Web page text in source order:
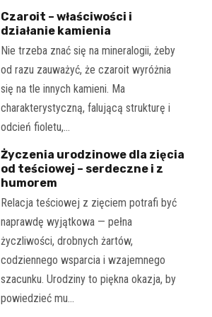
Czaroit – właściwości i
działanie kamienia
Nie trzeba znać się na mineralogii, żeby
od razu zauważyć, że czaroit wyróżnia
się na tle innych kamieni. Ma
charakterystyczną, falującą strukturę i
odcień fioletu,…
Życzenia urodzinowe dla zięcia
od teściowej – serdeczne i z
humorem
Relacja teściowej z zięciem potrafi być
naprawdę wyjątkowa — pełna
życzliwości, drobnych żartów,
codziennego wsparcia i wzajemnego
szacunku. Urodziny to piękna okazja, by
powiedzieć mu…